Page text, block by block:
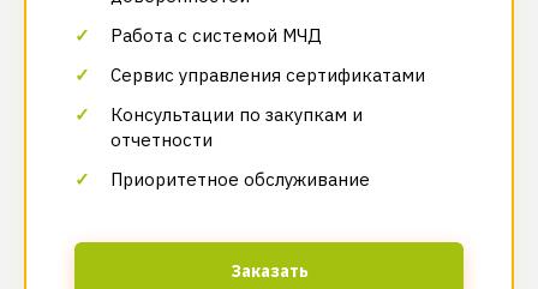
Работа с системой МЧД
Сервис управления сертификатами
Консультации по закупкам и
отчетности
Приоритетное обслуживание
Заказать